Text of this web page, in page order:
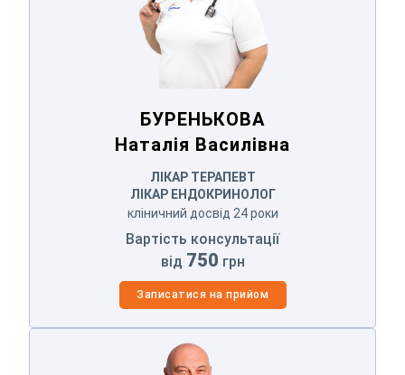
БУРЕНЬКОВА
Наталія Василівна
ЛІКАР ТЕРАПЕВТ
ЛІКАР ЕНДОКРИНОЛОГ
кліничний досвід 24 роки
Вартість консультації
від 750 грн
Записатися на прийом
ТАТАРЕНКО
Владислав Миколайович
Залиште Ваші контактні дані
Дякуємо!
Ми отримали Ваше звернення.